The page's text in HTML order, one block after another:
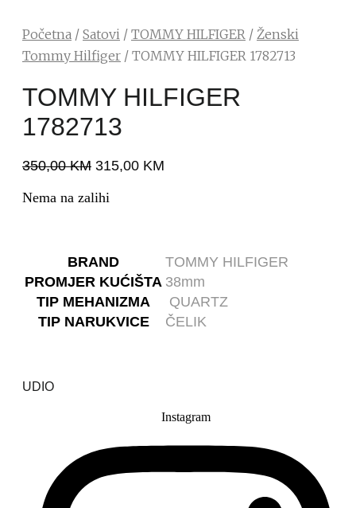
Početna / Satovi / TOMMY HILFIGER / Ženski
Tommy Hilfiger / TOMMY HILFIGER 1782713
TOMMY HILFIGER
1782713
350,00KM 315,00 KM
Nema na zalihi
BRAND
TOMMY HILFIGER
PROMJER KUĆIŠTA 38mm
TIP MEHANIZMA
QUARTZ
TIP NARUKVICE
ČELIK
UDIO
Instagram